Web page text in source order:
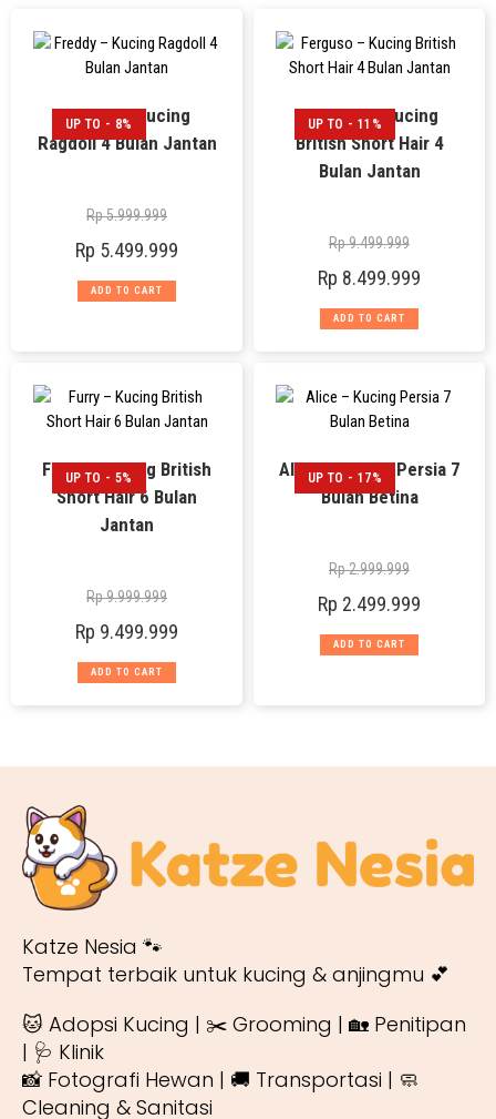
UP TO - 8%
Freddy – Kucing
Ragdoll 4 Bulan Jantan
Rp5.999.999
Rp 5.499.999
ADD TO CART
UP TO - 11%
Ferguso – Kucing
British Short Hair 4
Bulan Jantan
Rp9.499.999
Rp 8.499.999
ADD TO CART
UP TO - 5%
Furry – Kucing British
Short Hair 6 Bulan
Jantan
Rp9.999.999
Rp 9.499.999
ADD TO CART
UP TO - 17%
Alice – Kucing Persia 7
Bulan Betina
Rp2.999.999
Rp 2.499.999
ADD TO CART
Katze Nesia 🐾
Tempat terbaik untuk kucing & anjingmu 💕
🐱 Adopsi Kucing | ✂️ Grooming | 🏡 Penitipan
| 🩺 Klinik
📸 Fotografi Hewan | 🚚 Transportasi | 🧼
Cleaning & Sanitasi